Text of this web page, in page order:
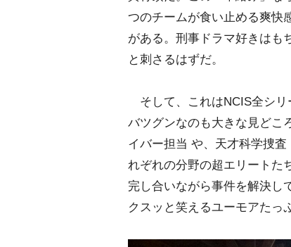
つのチームが食い止める爽快
がある。刑事ドラマ好きはも
と刺さるはずだ。
そして、これはNCIS全シリ
バツグンなのも大きな見どこ
イバー担当 や、天才科学捜
れぞれの分野の超エリートた
完し合いながら事件を解決し
クスッと笑えるユーモアたっ